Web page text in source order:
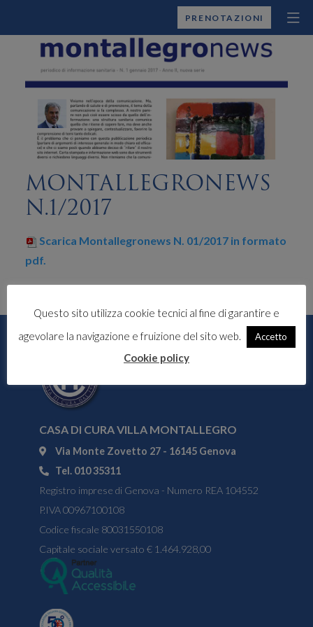
MONTALLEGROPRENOTAZIONI
MONTALLEGRONEWS
N.1/2017
Scarica Montallegronews N. 01/2017 in formato
pdf.
CASA DI CURA VILLA MONTALLEGRO
Via Monte Zovetto 27 - 16145 Genova
Tel. 010 35311
Registro imprese di Genova - Numero REA 104552
P.IVA 00967100108
Codice fiscale 80031550108
Capitale sociale versato € 1.464.928,00
Questo sito utilizza cookie tecnici al fine di garantire e
agevolare la navigazione e fruizione del sito web.
Accetto
Cookie policy